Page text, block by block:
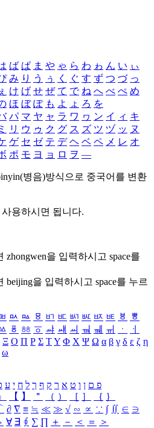
ば ぱ ま や ゃ ら わ ゎ ん い ぃ
み り う ぅ く ぐ す ず つ づ っ
ぇ け げ せ ぜ て で ね へ べ ぺ め
ほ ぼ ぽ も よ ょ ろ を
パ マ ヤ ャ ラ ワ ヮ ン イ ィ キ
ミ リ ウ ゥ ク グ ス ズ ツ ヅ ッ ヌ
ゲ セ ゼ テ デ ヘ ベ ペ メ レ オ
ポ モ ヨ ョ ロ ヲ ―
병음)방식으로 중국어를 변환
용하시면 됩니다.
zhongwen을 입력하시고 space를
beijing을 입력하시고 space를 누르
ㅯ ㅰ ㅱ ㅲ ㅳ ㅴ ㅵ ㅶ ㅷ ㅸ
ㅹ
ㆄ ㆅ ㆆ ㆇ ㆈ ㆉ ㆊ ㆋ ㆌ ㆍ
ㆎ
Ξ Ο Π Ρ Σ ΤΥ Φ Χ Ψ Ω α β γ δ ε ζ η
ω
פ ם ן ו ט א ר ק ף ך ל ח י ע
【 】 ＂ （ ） ［ ］ ｛ ｝
∂ ∇ ≡ ≒ ≪ ≫ √ ∽ ∝ ∵ ∫ ∬ ∈ ∋
∀ ∃ ∮ ∑ ∏ ＋ － ＜ ＝
＞